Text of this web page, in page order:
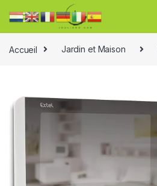
Accueil Jardin et Maison